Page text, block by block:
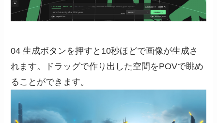
04 生成ボタンを押すと10秒ほどで画像が生成さ
れます。ドラッグで作り出した空間をPOVで眺め
ることができます。